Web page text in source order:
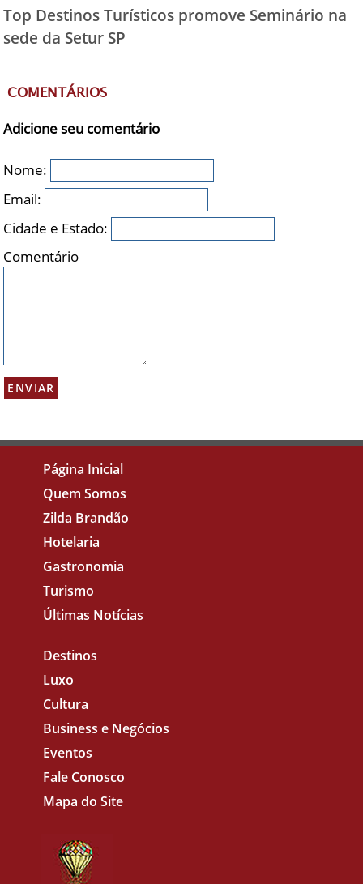
Top Destinos Turísticos promove Seminário na
sede da Setur SP
COMENTÁRIOS
Adicione seu comentário
Nome:
Email:
Cidade e Estado:
Comentário
Página Inicial
Quem Somos
Zilda Brandão
Hotelaria
Gastronomia
Turismo
Últimas Notícias
Destinos
Luxo
Cultura
Business e Negócios
Eventos
Fale Conosco
Mapa do Site